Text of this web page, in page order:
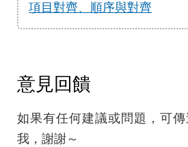
項目對齊、順序與對齊
意見回饋
如果有任何建議或問題，可傳
我，謝謝～